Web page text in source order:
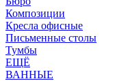
Композиции
Кресла офисные
Письменные столы
Тумбы
ЕЩЁ
ВАННЫЕ